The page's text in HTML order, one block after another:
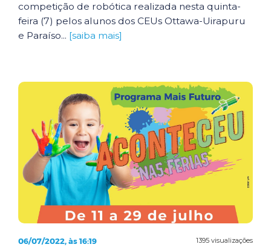
competição de robótica realizada nesta quinta-
feira (7) pelos alunos dos CEUs Ottawa-Uirapuru
e Paraíso... [saiba mais]
1395 visualizações
06/07/2022, às 16:19